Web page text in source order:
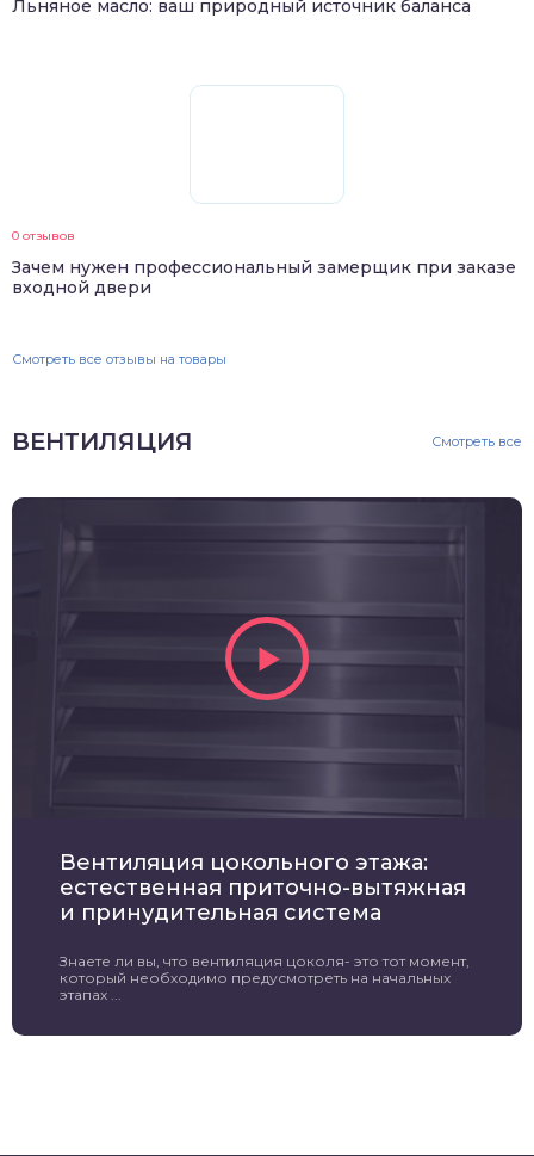
Льняное масло: ваш природный источник баланса
0 отзывов
Зачем нужен профессиональный замерщик при заказе
входной двери
Смотреть все отзывы на товары
ВЕНТИЛЯЦИЯ Смотреть все
Вентиляция цокольного этажа:
естественная приточно-вытяжная
и принудительная система
Знаете ли вы, что вентиляция цоколя- это тот момент,
который необходимо предусмотреть на начальных
этапах ...